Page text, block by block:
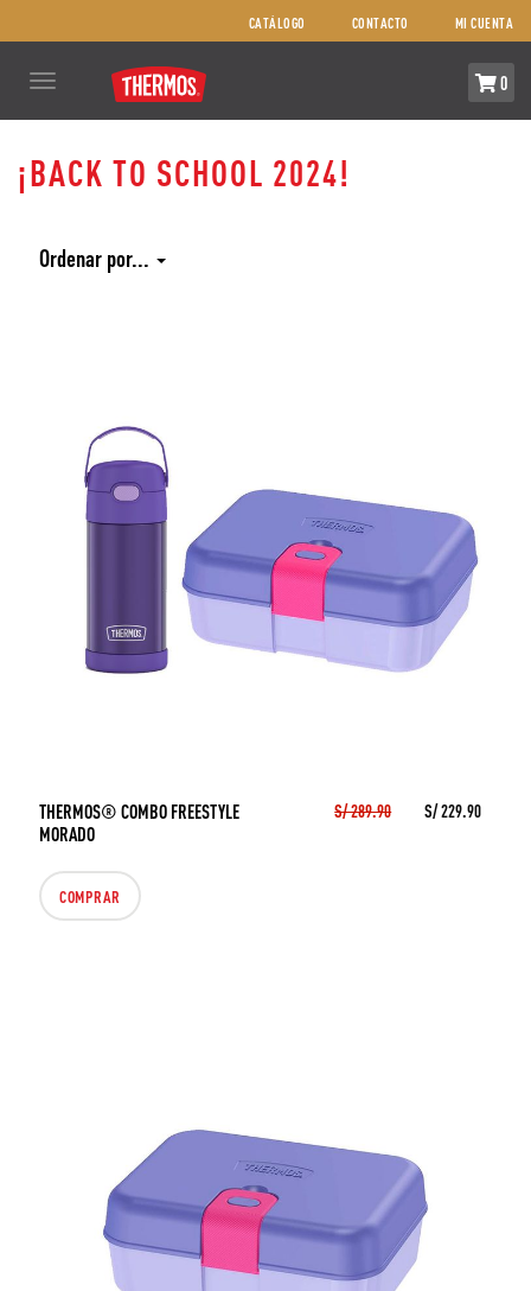
CATÁLOGO CONTACTO MI CUENTA
Toggle
navigation
0
AQUÍ
NOSOTROS
¡BACK TO SCHOOL 2024!
Ordenar por...
THERMOS® COMBO FREESTYLE
MORADO
S/ 289.90 S/ 229.90
COMPRAR